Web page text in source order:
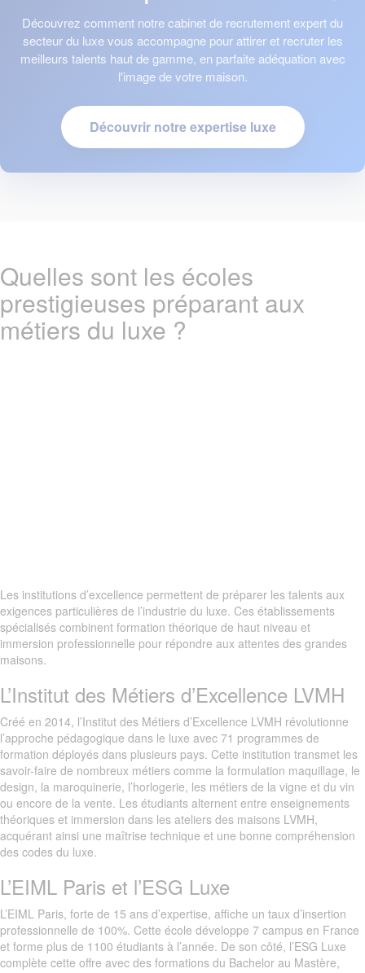
Découvrez comment notre cabinet de recrutement expert du
secteur du luxe vous accompagne pour attirer et recruter les
meilleurs talents haut de gamme, en parfaite adéquation avec
l'image de votre maison.
Découvrir notre expertise luxe
Quelles sont les écoles
prestigieuses préparant aux
métiers du luxe ?
Les institutions d’excellence permettent de préparer les talents aux
exigences particulières de l’industrie du luxe. Ces établissements
spécialisés combinent formation théorique de haut niveau et
immersion professionnelle pour répondre aux attentes des grandes
maisons.
L’Institut des Métiers d’Excellence LVMH
Créé en 2014, l’Institut des Métiers d’Excellence LVMH révolutionne
l’approche pédagogique dans le luxe avec 71 programmes de
formation déployés dans plusieurs pays. Cette institution transmet les
savoir-faire de nombreux métiers comme la formulation maquillage, le
design, la maroquinerie, l’horlogerie, les métiers de la vigne et du vin
ou encore de la vente. Les étudiants alternent entre enseignements
théoriques et immersion dans les ateliers des maisons LVMH,
acquérant ainsi une maîtrise technique et une bonne compréhension
des codes du luxe.
L’EIML Paris et l’ESG Luxe
L’EIML Paris, forte de 15 ans d’expertise, affiche un taux d’insertion
professionnelle de 100%. Cette école développe 7 campus en France
et forme plus de 1100 étudiants à l’année. De son côté, l’ESG Luxe
complète cette offre avec des formations du Bachelor au Mastère,